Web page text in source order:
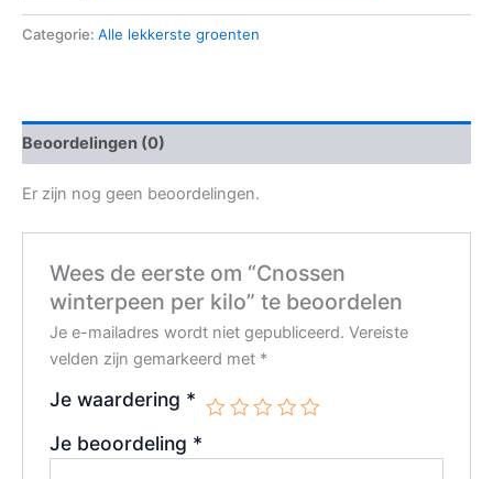
Categorie: Alle lekkerste groenten
Beoordelingen (0)
Er zijn nog geen beoordelingen.
Wees de eerste om “Cnossen
winterpeen per kilo” te beoordelen
Je e-mailadres wordt niet gepubliceerd. Vereiste
velden zijn gemarkeerd met *
Je waardering *
Je beoordeling *